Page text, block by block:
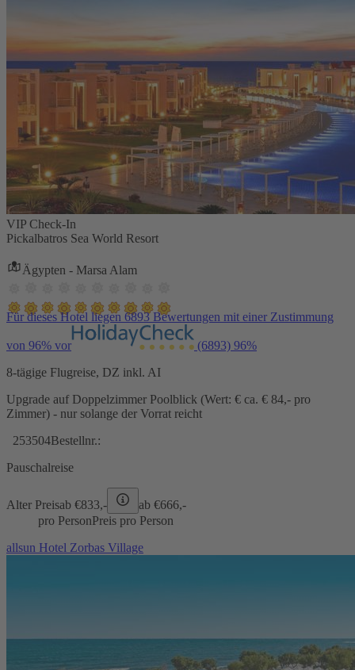
VIP Check-In
Pickalbatros Sea World Resort
Ägypten - Marsa Alam
Für dieses Hotel liegen 6893 Bewertungen mit einer Zustimmung
von 96% vor (6893) 96%
8-tägige Flugreise, DZ inkl. AI
Upgrade auf Doppelzimmer Poolblick (Wert: € ca. € 84,- pro
Zimmer) - nur solange der Vorrat reicht
253504Bestellnr.:
Pauschalreise
Alter Preisab €833,- ab €666,-
pro PersonPreis pro Person
allsun Hotel Zorbas Village